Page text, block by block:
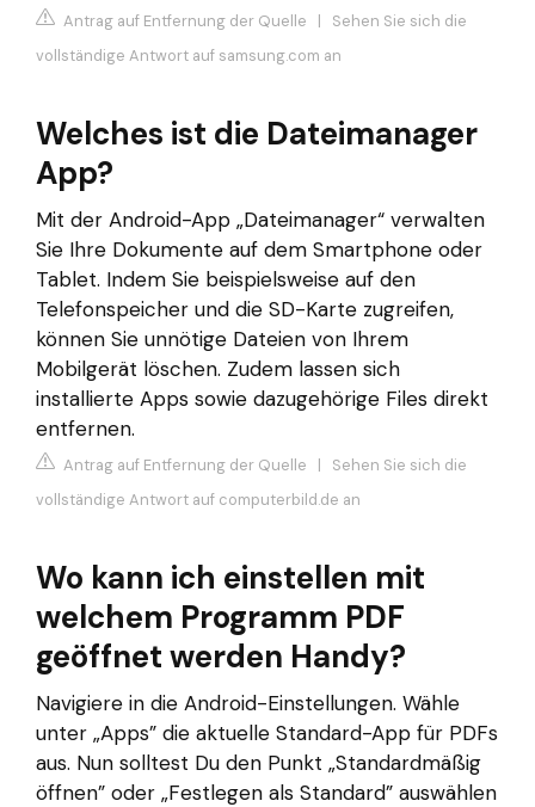
Antrag auf Entfernung der Quelle | Sehen Sie sich die
vollständige Antwort auf samsung.com an
Welches ist die Dateimanager
App?
Mit der Android-App „Dateimanager“ verwalten
Sie Ihre Dokumente auf dem Smartphone oder
Tablet. Indem Sie beispielsweise auf den
Telefonspeicher und die SD-Karte zugreifen,
können Sie unnötige Dateien von Ihrem
Mobilgerät löschen. Zudem lassen sich
installierte Apps sowie dazugehörige Files direkt
entfernen.
Antrag auf Entfernung der Quelle | Sehen Sie sich die
vollständige Antwort auf computerbild.de an
Wo kann ich einstellen mit
welchem Programm PDF
geöffnet werden Handy?
Navigiere in die Android-Einstellungen. Wähle
unter „Apps” die aktuelle Standard-App für PDFs
aus. Nun solltest Du den Punkt „Standardmäßig
öffnen” oder „Festlegen als Standard” auswählen